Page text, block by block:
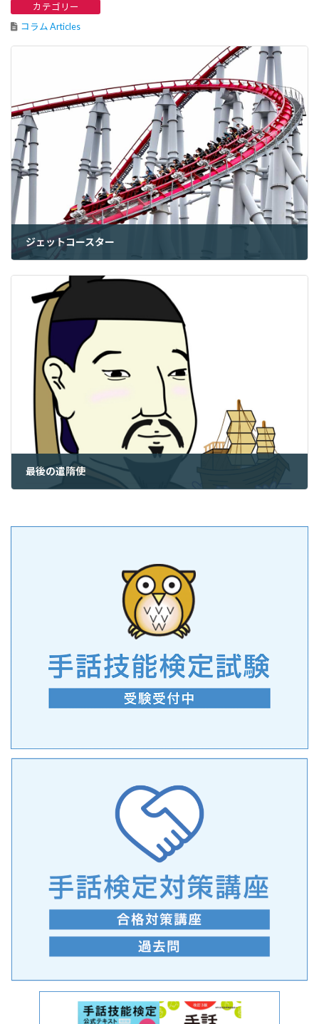
カテゴリー
コラム Articles
ジェットコースター
最後の遣隋使